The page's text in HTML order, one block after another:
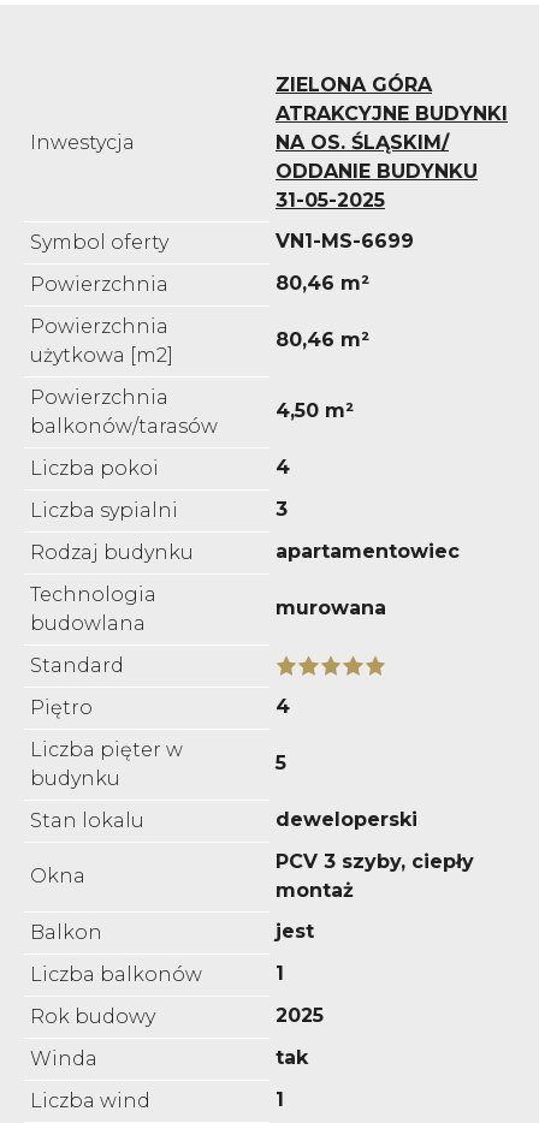
Inwestycja
ZIELONA GÓRA
ATRAKCYJNE BUDYNKI
NA OS. ŚLĄSKIM/
ODDANIE BUDYNKU
31-05-2025
Symbol oferty
VN1-MS-6699
Powierzchnia
80,46 m²
Powierzchnia
użytkowa [m2]
80,46 m²
Powierzchnia
balkonów/tarasów
4,50 m²
Liczba pokoi
4
Liczba sypialni
3
Rodzaj budynku
apartamentowiec
Technologia
budowlana
murowana
Standard
Piętro
4
Liczba pięter w
budynku
5
Stan lokalu deweloperski
Okna
PCV 3 szyby, ciepły
montaż
Balkon
jest
Liczba balkonów
1
Rok budowy
2025
Winda
tak
Liczba wind
1